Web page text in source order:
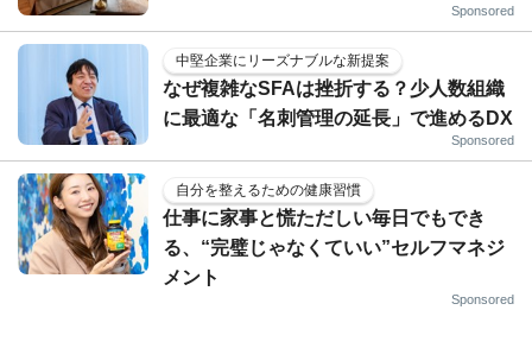
Sponsored
中堅企業にリーズナブルな新提案
なぜ複雑なSFAは挫折する？少人数組織
に最適な「名刺管理の延長」で進めるDX
Sponsored
自分を整えるための健康習慣
仕事に家事と慌ただしい毎日でもでき
る、“完璧じゃなくていい”セルフマネジ
メント
Sponsored